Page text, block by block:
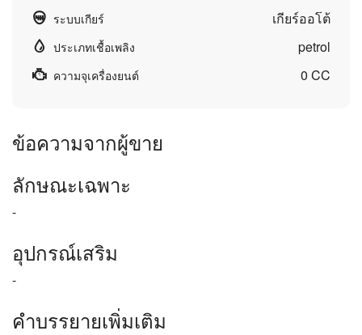
ระบบเกียร์ เกียร์ออโต้
ประเภทเชื้อเพลิง petrol
ความจุเครื่องยนต์ 0 CC
ข้อความจากผู้ขาย
ลักษณะเฉพาะ
-
อุปกรณ์เสริม
-
คำบรรยายเพิ่มเติม